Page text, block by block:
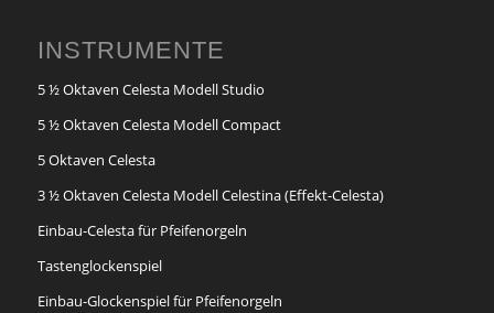
INSTRUMENTE
5 ½ Oktaven Celesta Modell Studio
5 ½ Oktaven Celesta Modell Compact
5 Oktaven Celesta
3 ½ Oktaven Celesta Modell Celestina (Effekt-Celesta)
Einbau-Celesta für Pfeifenorgeln
Tastenglockenspiel
Einbau-Glockenspiel für Pfeifenorgeln